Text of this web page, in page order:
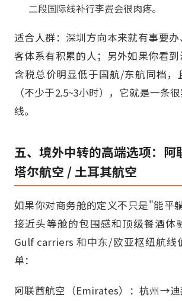
二段国际线补行李费会很肉疼。
适合人群：深圳方向本来就有事要
客体系有积累的人；另外如果你看
含税总价明显低于国航/东航同档，
（不少于2.5~3小时），它就是一条
线。
五、境外中转的高端选项：阿
塔尔航空 / 土耳其航空
如果你对商务舱的定义不只是"能平
接近头等舱的包围感和顶级餐酒体
Gulf carriers 和中东/欧亚枢纽航线
单：
阿联酋航空（Emirates）：杭州→